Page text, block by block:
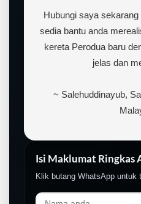
Hubungi saya
sedia bantu anda
kereta Perodua baru
jelas dan
~ Salehuddinayub,
Isi Maklumat Ringkas
Klik butang WhatsApp untuk